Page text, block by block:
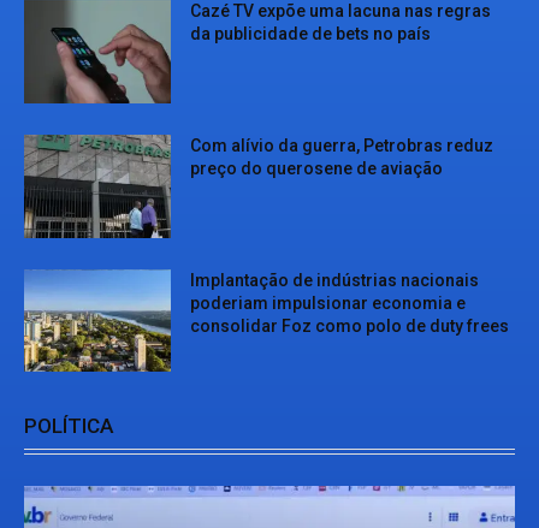
Cazé TV expõe uma lacuna nas regras
da publicidade de bets no país
Com alívio da guerra, Petrobras reduz
preço do querosene de aviação
Implantação de indústrias nacionais
poderiam impulsionar economia e
consolidar Foz como polo de duty frees
POLÍTICA